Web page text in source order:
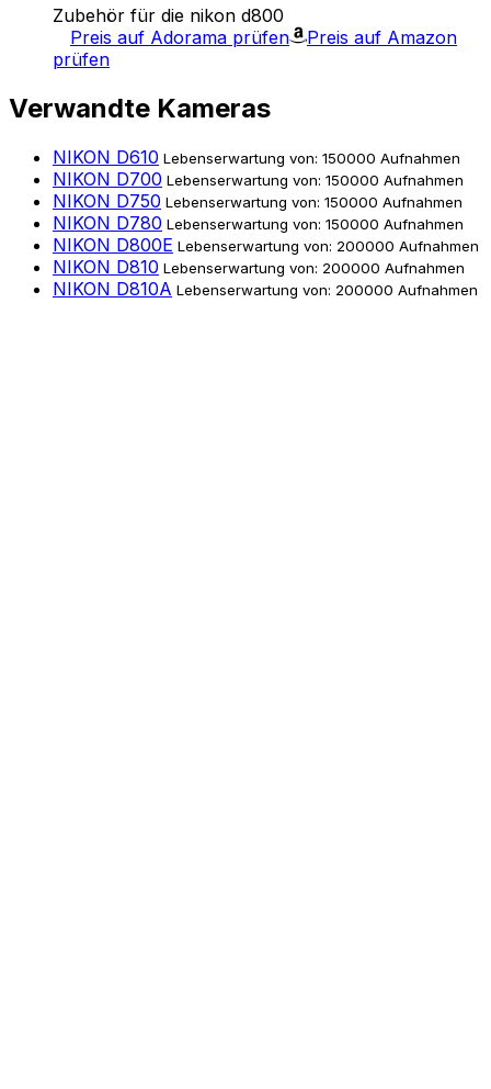
Zubehör für die nikon d800
Preis auf Adorama prüfen
Preis auf Amazon
prüfen
Verwandte Kameras
NIKON D610 Lebenserwartung von: 150000 Aufnahmen
NIKON D700 Lebenserwartung von: 150000 Aufnahmen
NIKON D750 Lebenserwartung von: 150000 Aufnahmen
NIKON D780 Lebenserwartung von: 150000 Aufnahmen
NIKON D800E Lebenserwartung von: 200000 Aufnahmen
NIKON D810 Lebenserwartung von: 200000 Aufnahmen
NIKON D810A Lebenserwartung von: 200000 Aufnahmen